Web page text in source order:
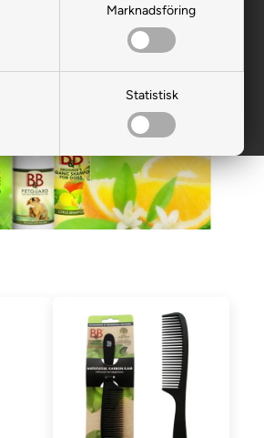
Marknadsföring
Statistisk